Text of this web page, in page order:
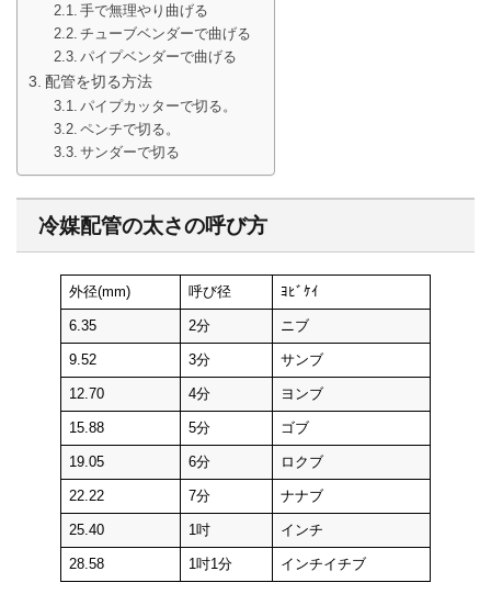
手で無理やり曲げる
チューブベンダーで曲げる
パイプベンダーで曲げる
配管を切る方法
パイプカッターで切る。
ペンチで切る。
サンダーで切る
冷媒配管の太さの呼び方
外径(mm) 呼び径 ﾖﾋﾞｹｲ
6.35 2分 ニブ
9.52 3分 サンブ
12.70 4分 ヨンブ
15.88 5分 ゴブ
19.05 6分 ロクブ
22.22 7分 ナナブ
25.40 1吋 インチ
28.58 1吋1分 インチイチブ